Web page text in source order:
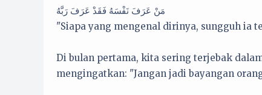
مَنْ عَرَفَ نَفْسَهُ فَقَدْ عَرَفَ رَبَّهُ
"Siapa yang mengenal dirinya, sungguh ia
Di bulan pertama, kita sering terjebak
mengingatkan: "Jangan jadi bayangan